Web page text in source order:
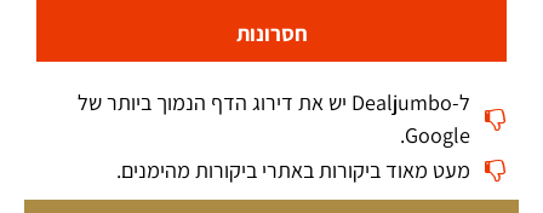
חסרונות
ל-Dealjumbo יש את דירוג הדף הנמוך ביותר של
Google.
מעט מאוד ביקורות באתרי ביקורות מהימנים.